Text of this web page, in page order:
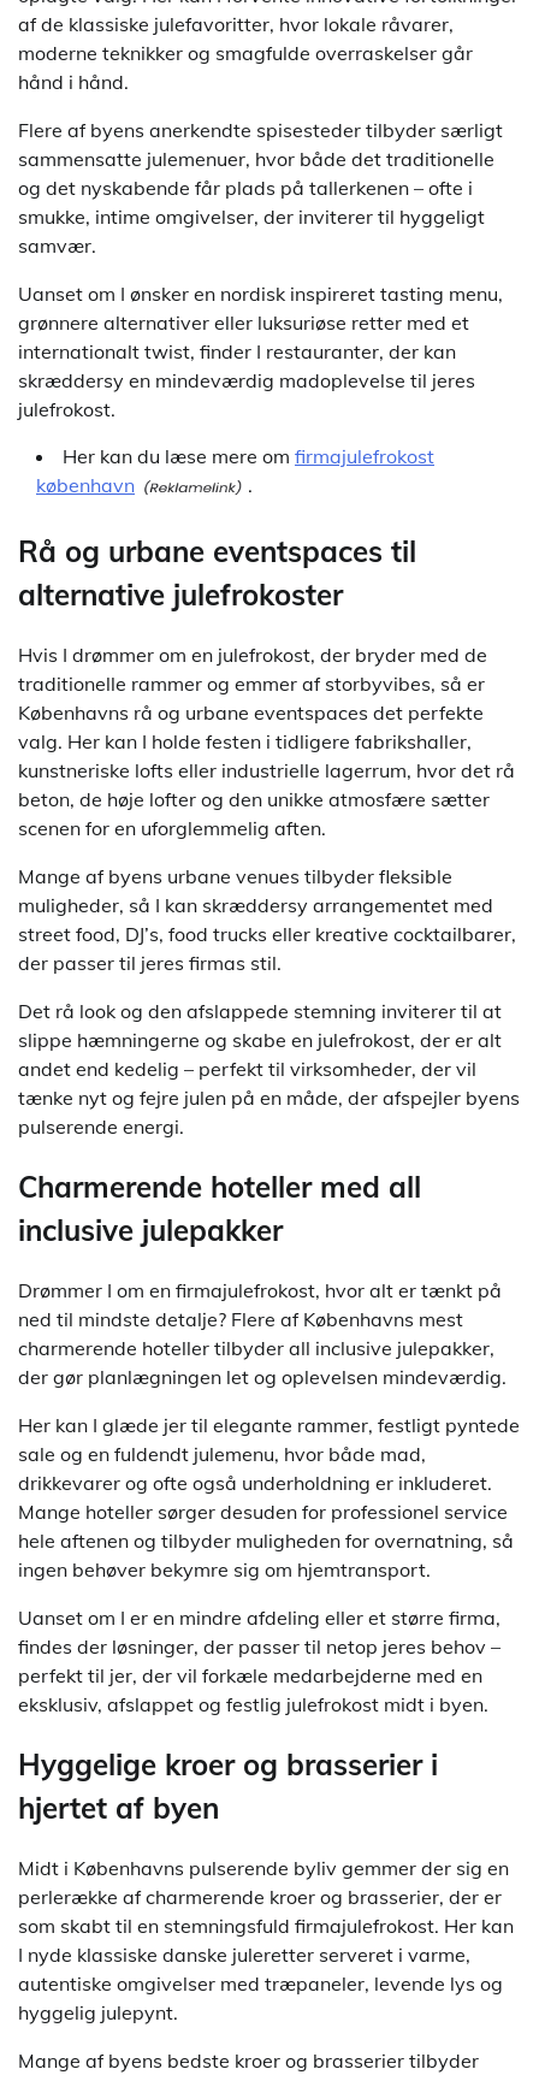
af de klassiske julefavoritter, hvor lokale råvarer,
moderne teknikker og smagfulde overraskelser går
hånd i hånd.
Flere af byens anerkendte spisesteder tilbyder særligt
sammensatte julemenuer, hvor både det traditionelle
og det nyskabende får plads på tallerkenen – ofte i
smukke, intime omgivelser, der inviterer til hyggeligt
samvær.
Uanset om I ønsker en nordisk inspireret tasting menu,
grønnere alternativer eller luksuriøse retter med et
internationalt twist, finder I restauranter, der kan
skræddersy en mindeværdig madoplevelse til jeres
julefrokost.
Her kan du læse mere om firmajulefrokost
københavn
.
Rå og urbane eventspaces til
alternative julefrokoster
Hvis I drømmer om en julefrokost, der bryder med de
traditionelle rammer og emmer af storbyvibes, så er
Københavns rå og urbane eventspaces det perfekte
valg. Her kan I holde festen i tidligere fabrikshaller,
kunstneriske lofts eller industrielle lagerrum, hvor det rå
beton, de høje lofter og den unikke atmosfære sætter
scenen for en uforglemmelig aften.
Mange af byens urbane venues tilbyder fleksible
muligheder, så I kan skræddersy arrangementet med
street food, DJ’s, food trucks eller kreative cocktailbarer,
der passer til jeres firmas stil.
Det rå look og den afslappede stemning inviterer til at
slippe hæmningerne og skabe en julefrokost, der er alt
andet end kedelig – perfekt til virksomheder, der vil
tænke nyt og fejre julen på en måde, der afspejler byens
pulserende energi.
Charmerende hoteller med all
inclusive julepakker
Drømmer I om en firmajulefrokost, hvor alt er tænkt på
ned til mindste detalje? Flere af Københavns mest
charmerende hoteller tilbyder all inclusive julepakker,
der gør planlægningen let og oplevelsen mindeværdig.
Her kan I glæde jer til elegante rammer, festligt pyntede
sale og en fuldendt julemenu, hvor både mad,
drikkevarer og ofte også underholdning er inkluderet.
Mange hoteller sørger desuden for professionel service
hele aftenen og tilbyder muligheden for overnatning, så
ingen behøver bekymre sig om hjemtransport.
Uanset om I er en mindre afdeling eller et større firma,
findes der løsninger, der passer til netop jeres behov –
perfekt til jer, der vil forkæle medarbejderne med en
eksklusiv, afslappet og festlig julefrokost midt i byen.
Hyggelige kroer og brasserier i
hjertet af byen
Midt i Københavns pulserende byliv gemmer der sig en
perlerække af charmerende kroer og brasserier, der er
som skabt til en stemningsfuld firmajulefrokost. Her kan
I nyde klassiske danske juleretter serveret i varme,
autentiske omgivelser med træpaneler, levende lys og
hyggelig julepynt.
Mange af byens bedste kroer og brasserier tilbyder